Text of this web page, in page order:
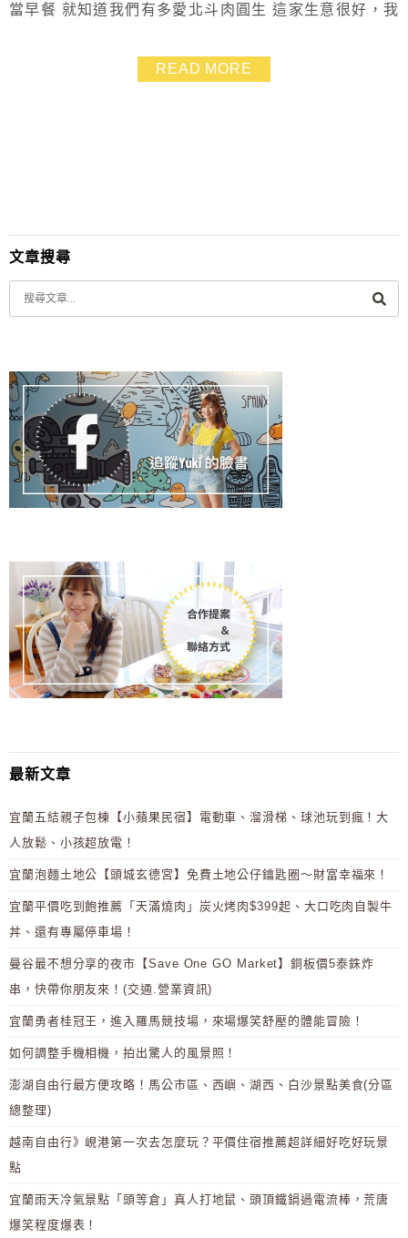
當早餐 就知道我們有多愛北斗肉圓生 這家生意很好，我
剛好一人一份肉圓加碗湯 銅板價小吃可以吃的飽又讓胃
READ MORE
文章搜尋
最新文章
宜蘭五結親子包棟【小蘋果民宿】電動車、溜滑梯、球池玩到瘋！大
人放鬆、小孩超放電！
宜蘭泡麵土地公【頭城玄德宮】免費土地公仔鑰匙圈～財富幸福來！
宜蘭平價吃到飽推薦「天滿燒肉」炭火烤肉$399起、大口吃肉自製牛
丼、還有專屬停車場！
曼谷最不想分享的夜市【Save One GO Market】銅板價5泰銖炸
串，快帶你朋友來！(交通.營業資訊)
宜蘭勇者桂冠王，進入羅馬競技場，來場爆笑舒壓的體能冒險！
如何調整手機相機，拍出驚人的風景照！
澎湖自由行最方便攻略！馬公市區、西嶼、湖西、白沙景點美食(分區
總整理)
越南自由行》峴港第一次去怎麼玩？平價住宿推薦超詳細好吃好玩景
點
宜蘭雨天冷氣景點「頭等倉」真人打地鼠、頭頂鐵鍋過電流棒，荒唐
爆笑程度爆表！